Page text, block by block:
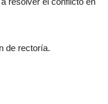
de rectoría.